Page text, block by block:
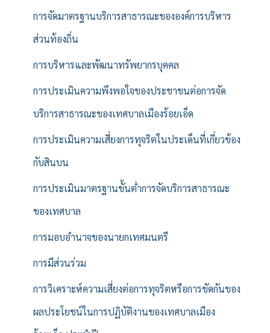
การจัดมาตรฐานบริการสาธารณะขององค์การบริหาร
ส่วนท้องถิ่น
การบริหารและพัฒนาทรัพยากรบุคคล
การประเมินความพึงพอใจของประชาชนต่อการจัด
บริการสาธารณะของเทศบาลเมืองร้อยเอ็ด
การประเมินความเสี่ยงการทุจริตในประเด็นที่เกี่ยวข้อง
กับสินบน
การประเมินมาตรฐานขั้นต่ำการจัดบริการสาธารณะ
ของเทศบาล
การมอบอำนาจของนายกเทศมนตรี
การมีส่วนร่วม
การวิเคราะห์ความเสี่ยงต่อการทุจริตหรือการขัดกันของ
ผลประโยชน์ในการปฏิบัติงานของเทศบาลเมือง